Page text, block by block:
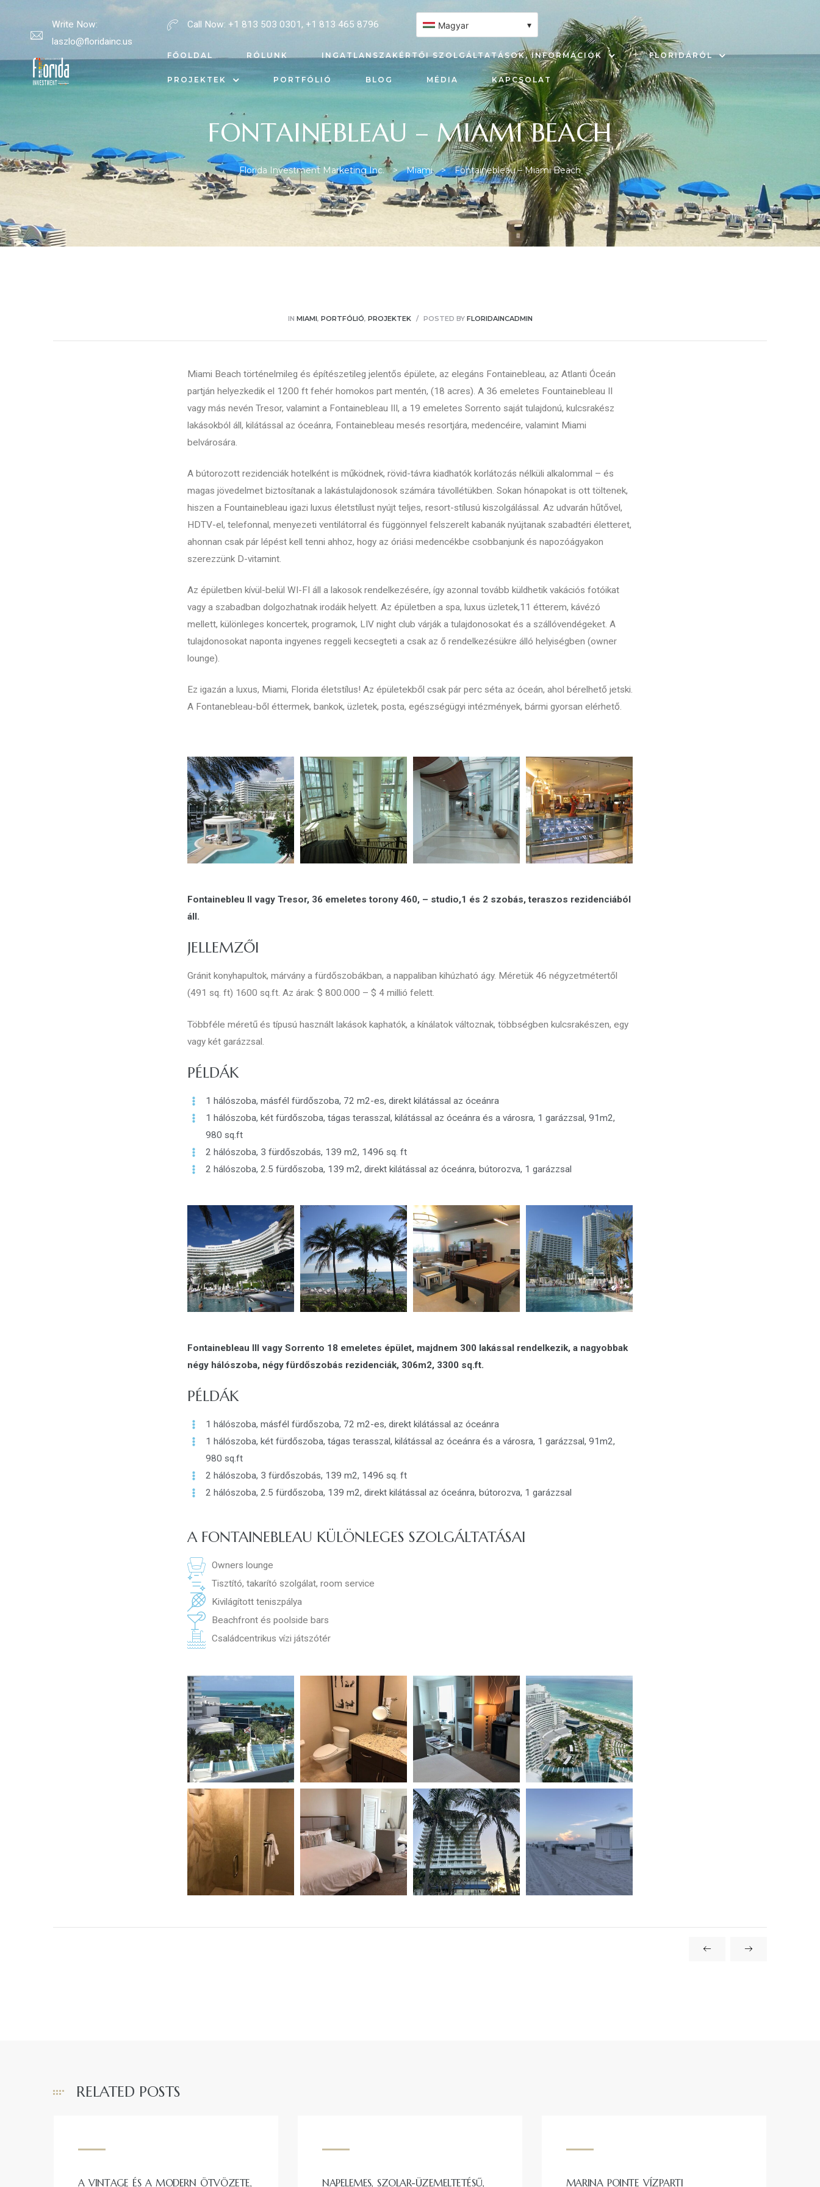
Write Now:
laszlo@floridainc.us
Call Now: +1 813 503 0301 , +1 813 465 8796 Magyar ▾
FŐOLDAL RÓLUNK INGATLANSZAKÉRTŐI SZOLGÁLTATÁSOK, INFORMÁCIÓK FLORIDÁRÓL
PROJEKTEK PORTFÓLIÓ BLOG MÉDIA KAPCSOLAT
FONTAINEBLEAU – MIAMI BEACH
Florida Investment Marketing Inc. > Miami > Fontainebleau – Miami Beach
IN MIAMI, PORTFÓLIÓ, PROJEKTEK POSTED BY FLORIDAINCADMIN
Miami Beach történelmileg és építészetileg jelentős épülete, az elegáns Fontainebleau, az Atlanti Óceán
partján helyezkedik el 1200 ft fehér homokos part mentén, (18 acres). A 36 emeletes Fountainebleau II
vagy más nevén Tresor, valamint a Fontainebleau III, a 19 emeletes Sorrento saját tulajdonú, kulcsrakész
lakásokból áll, kilátással az óceánra, Fontainebleau mesés resortjára, medencéire, valamint Miami
belvárosára.
A bútorozott rezidenciák hotelként is működnek, rövid-távra kiadhatók korlátozás nélküli alkalommal – és
magas jövedelmet biztosítanak a lakástulajdonosok számára távollétükben. Sokan hónapokat is ott töltenek,
hiszen a Fountainebleau igazi luxus életstílust nyújt teljes, resort-stílusú kiszolgálással. Az udvarán hűtővel,
HDTV-el, telefonnal, menyezeti ventilátorral és függönnyel felszerelt kabanák nyújtanak szabadtéri életteret,
ahonnan csak pár lépést kell tenni ahhoz, hogy az óriási medencékbe csobbanjunk és napozóágyakon
szerezzünk D-vitamint.
Az épületben kívül-belül WI-FI áll a lakosok rendelkezésére, így azonnal tovább küldhetik vakációs fotóikat
vagy a szabadban dolgozhatnak irodáik helyett. Az épületben a spa, luxus üzletek,11 étterem, kávézó
mellett, különleges koncertek, programok, LIV night club várják a tulajdonosokat és a szállóvendégeket. A
tulajdonosokat naponta ingyenes reggeli kecsegteti a csak az ő rendelkezésükre álló helyiségben (owner
lounge).
Ez igazán a luxus, Miami, Florida életstílus! Az épületekből csak pár perc séta az óceán, ahol bérelhető jetski.
A Fontanebleau-ből éttermek, bankok, üzletek, posta, egészségügyi intézmények, bármi gyorsan elérhető.
Fontainebleu II vagy Tresor, 36 emeletes torony 460, – studio,1 és 2 szobás, teraszos rezidenciából
áll.
JELLEMZŐI
Gránit konyhapultok, márvány a fürdőszobákban, a nappaliban kihúzható ágy. Méretük 46 négyzetmétertől
(491 sq. ft) 1600 sq.ft. Az árak: $ 800.000 – $ 4 millió felett.
Többféle méretű és típusú használt lakások kaphatók, a kínálatok változnak, többségben kulcsrakészen, egy
vagy két garázzsal.
PÉLDÁK
1 hálószoba, másfél fürdőszoba, 72 m2-es, direkt kilátással az óceánra
1 hálószoba, két fürdőszoba, tágas terasszal, kilátással az óceánra és a városra, 1 garázzsal, 91m2,
980 sq.ft
2 hálószoba, 3 fürdőszobás, 139 m2, 1496 sq. ft
2 hálószoba, 2.5 fürdőszoba, 139 m2, direkt kilátással az óceánra, bútorozva, 1 garázzsal
Fontainebleau III vagy Sorrento 18 emeletes épület, majdnem 300 lakással rendelkezik, a nagyobbak
négy hálószoba, négy fürdőszobás rezidenciák, 306m2, 3300 sq.ft.
PÉLDÁK
1 hálószoba, másfél fürdőszoba, 72 m2-es, direkt kilátással az óceánra
1 hálószoba, két fürdőszoba, tágas terasszal, kilátással az óceánra és a városra, 1 garázzsal, 91m2,
980 sq.ft
2 hálószoba, 3 fürdőszobás, 139 m2, 1496 sq. ft
2 hálószoba, 2.5 fürdőszoba, 139 m2, direkt kilátással az óceánra, bútorozva, 1 garázzsal
A FONTAINEBLEAU KÜLÖNLEGES SZOLGÁLTATÁSAI
Owners lounge
Tisztító, takarító szolgálat, room service
Kivilágított teniszpálya
Beachfront és poolside bars
Családcentrikus vízi játszótér
RELATED POSTS
A VINTAGE ÉS A MODERN ÖTVÖZETE, NAPELEMES, SZOLAR-ÜZEMELTETÉSŰ, MARINA POINTE VÍZPARTI